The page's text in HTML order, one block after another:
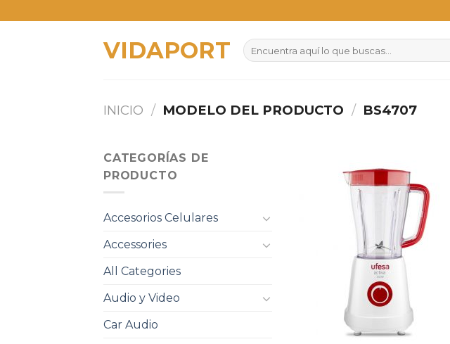
to
VIDAPORT
Buscar
por:
INICIO / MODELO DEL PRODUCTO / BS4707
CATEGORÍAS DE
PRODUCTO
Accesorios Celulares
Accessories
All Categories
Audio y Video
Car Audio